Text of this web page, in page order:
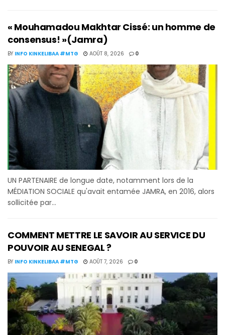
« Mouhamadou Makhtar Cissé: un homme de
consensus! »(Jamra)
BY INFO KINKELIBAA #MTG AOÛT 8, 2026 0
UN PARTENAIRE de longue date, notamment lors de la
MÉDIATION SOCIALE qu'avait entamée JAMRA, en 2016, alors
sollicitée par...
COMMENT METTRE LE SAVOIR AU SERVICE DU
POUVOIR AU SENEGAL ?
BY INFO KINKELIBAA #MTG AOÛT 7, 2026 0